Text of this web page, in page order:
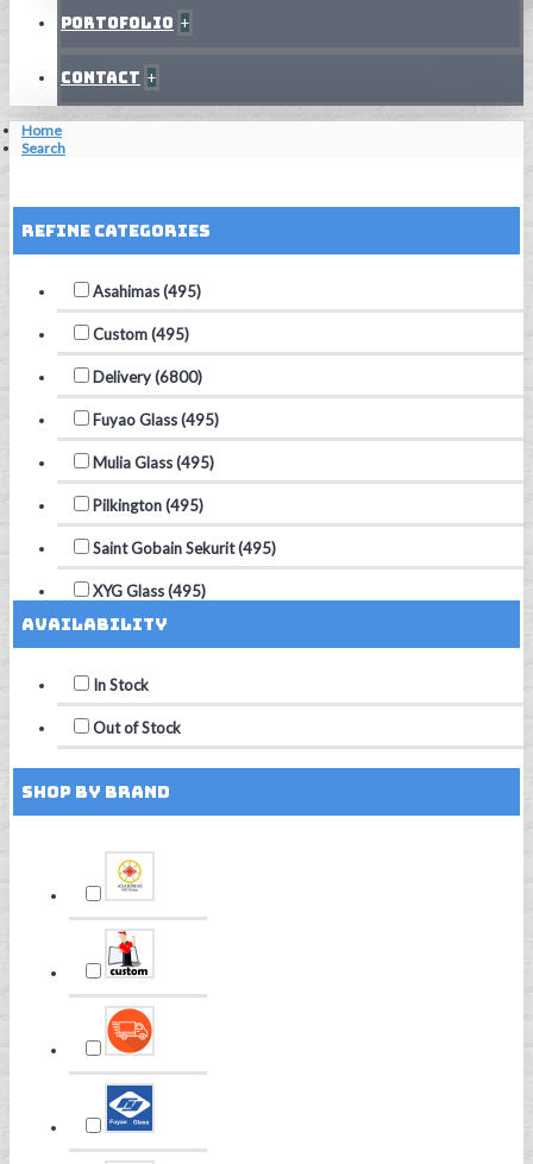
Portofolio +
Contact +
Home
Search
Refine Categories
Asahimas (495)
Custom (495)
Delivery (6800)
Fuyao Glass (495)
Mulia Glass (495)
Pilkington (495)
Saint Gobain Sekurit (495)
XYG Glass (495)
Availability
In Stock
Out of Stock
Shop by Brand